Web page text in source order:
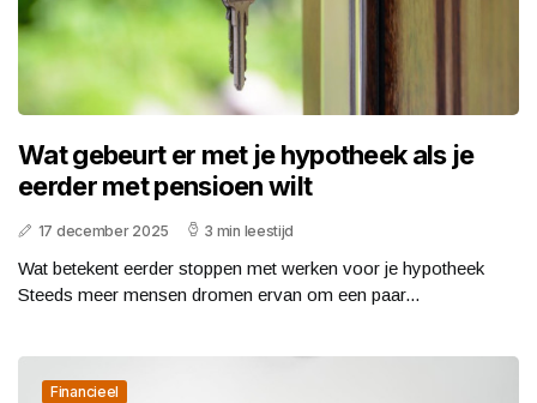
Wat gebeurt er met je hypotheek als je
eerder met pensioen wilt
17 december 2025 3 min leestijd
Wat betekent eerder stoppen met werken voor je hypotheek
Steeds meer mensen dromen ervan om een paar...
Financieel